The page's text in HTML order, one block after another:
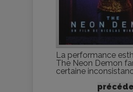
La performance
The Neon Demon
certaine